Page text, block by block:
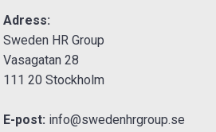
Adress:
Sweden HR Group
Vasagatan 28
111 20 Stockholm
E-post: info@swedenhrgroup.se